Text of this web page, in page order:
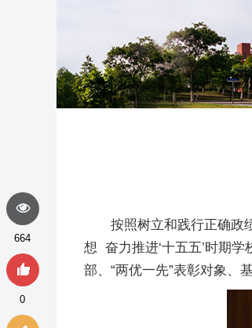
按照树立和践行正确政
想 奋力推进‘十五五’时期
部、“两优一先”表彰对象、
664
0